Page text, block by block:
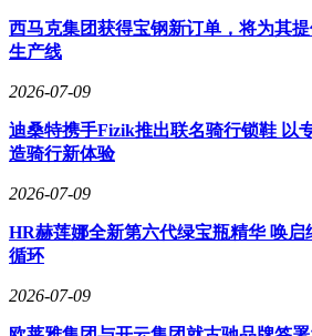
西马克集团获得宝钢新订单，将为其
生产线
2026-07-09
迪桑特携手Fizik推出联名骑行锁鞋 以
造骑行新体验
2026-07-09
HR赫莲娜全新第六代绿宝瓶精华‌‌ 唤
循环
2026-07-09